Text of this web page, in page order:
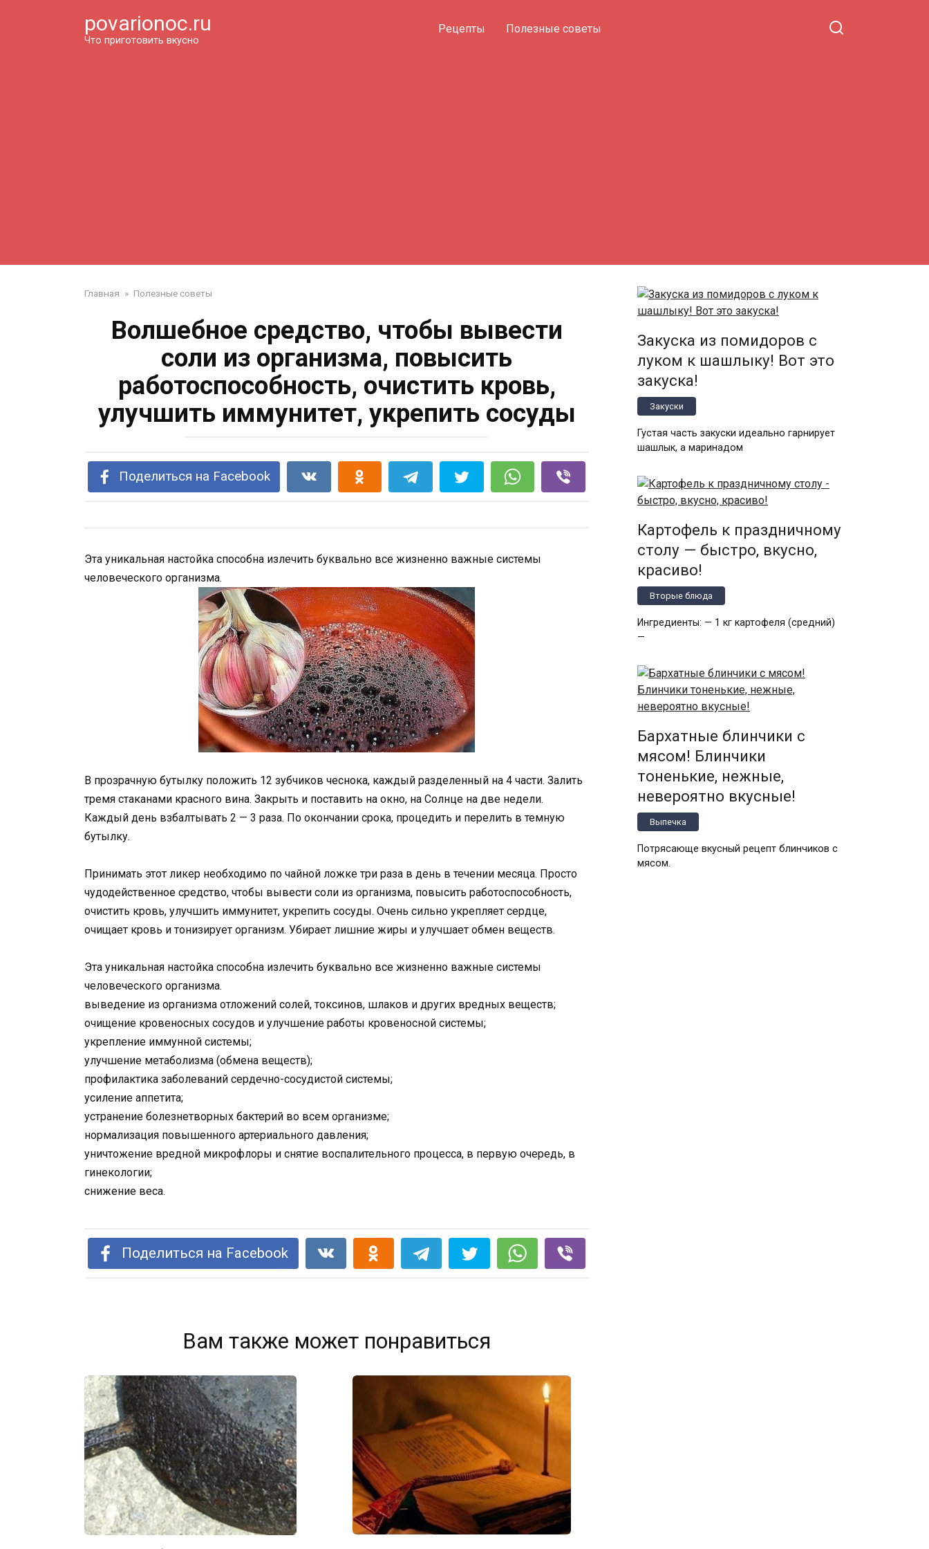
povarionoc.ru
Что приготовить вкусно
Рецепты Полезные советы
Главная » Полезные советы
Волшебное средство, чтобы вывести
соли из организма, повысить
работоспособность, очистить кровь,
улучшить иммунитет, укрепить сосуды
Поделиться на Facebook
Эта уникальная настойка способна излечить буквально все жизненно важные системы
человеческого организма.
В прозрачную бутылку положить 12 зубчиков чеснока, каждый разделенный на 4 части. Залить
тремя стаканами красного вина. Закрыть и поставить на окно, на Солнце на две недели.
Каждый день взбалтывать 2 — 3 раза. По окончании срока, процедить и перелить в темную
бутылку.
Принимать этот ликер необходимо по чайной ложке три раза в день в течении месяца. Просто
чудодейственное средство, чтобы вывести соли из организма, повысить работоспособность,
очистить кровь, улучшить иммунитет, укрепить сосуды. Очень сильно укрепляет сердце,
очищает кровь и тонизирует организм. Убирает лишние жиры и улучшает обмен веществ.
Эта уникальная настойка способна излечить буквально все жизненно важные системы
человеческого организма.
выведение из организма отложений солей, токсинов, шлаков и других вредных веществ;
очищение кровеносных сосудов и улучшение работы кровеносной системы;
укрепление иммунной системы;
улучшение метаболизма (обмена веществ);
профилактика заболеваний сердечно-сосудистой системы;
усиление аппетита;
устранение болезнетворных бактерий во всем организме;
нормализация повышенного артериального давления;
уничтожение вредной микрофлоры и снятие воспалительного процесса, в первую очередь, в
гинекологии;
снижение веса.
Поделиться на Facebook
Вам также может понравиться
Закуска из помидоров с
луком к шашлыку! Вот это
закуска!
Закуски
Густая часть закуски идеально гарнирует
шашлык, а маринадом
Картофель к праздничному
столу — быстро, вкусно,
красиво!
Вторые блюда
Ингредиенты: — 1 кг картофеля (средний)
—
Бархатные блинчики с
мясом! Блинчики
тоненькие, нежные,
невероятно вкусные!
Выпечка
Потрясающе вкусный рецепт блинчиков с
мясом.